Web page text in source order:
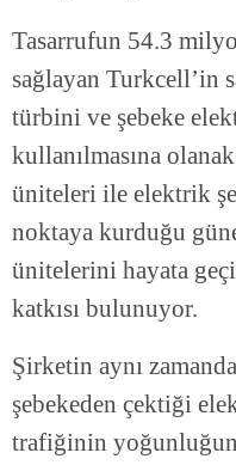
Tasarrufun 54.3
sağlayan Turkcell’in
türbini ve şebeke
kullanılmasına
üniteleri ile elektrik
noktaya kurduğu
ünitelerini hayata
katkısı bulunuyor.
Şirketin aynı
şebekeden çektiği
trafiğinin